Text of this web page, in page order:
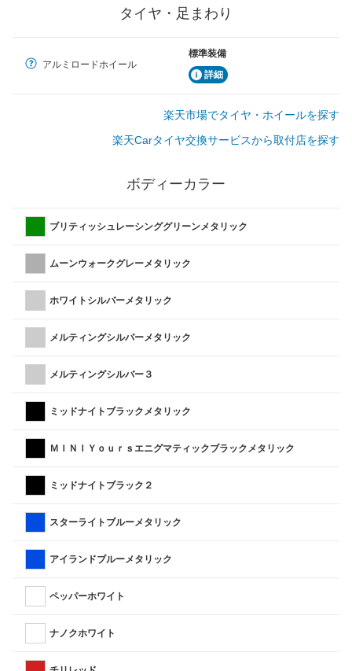
タイヤ・足まわり
アルミロードホイール
標準装備
詳細
楽天市場でタイヤ・ホイールを探す
楽天Carタイヤ交換サービスから取付店を探す
ボディーカラー
ブリティッシュレーシンググリーンメタリック
ムーンウォークグレーメタリック
ホワイトシルバーメタリック
メルティングシルバーメタリック
メルティングシルバー３
ミッドナイトブラックメタリック
ＭＩＮＩＹｏｕｒｓエニグマティックブラックメタリック
ミッドナイトブラック２
スターライトブルーメタリック
アイランドブルーメタリック
ペッパーホワイト
ナノクホワイト